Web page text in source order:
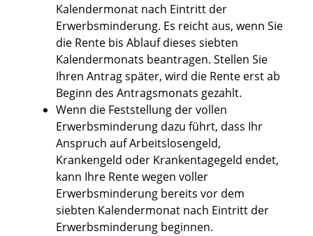
Kalendermonat nach Eintritt der
Erwerbsminderung. Es reicht aus, wenn Sie
die Rente bis Ablauf dieses siebten
Kalendermonats beantragen. Stellen Sie
Ihren Antrag später, wird die Rente erst ab
Beginn des Antragsmonats gezahlt.
Wenn die Feststellung der vollen
Erwerbsminderung dazu führt, dass Ihr
Anspruch auf Arbeitslosengeld,
Krankengeld oder Krankentagegeld endet,
kann Ihre Rente wegen voller
Erwerbsminderung bereits vor dem
siebten Kalendermonat nach Eintritt der
Erwerbsminderung beginnen.